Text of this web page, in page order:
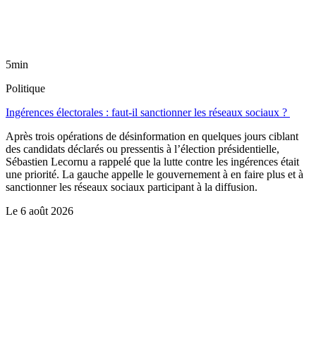
5min
Politique
Ingérences électorales : faut-il sanctionner les réseaux sociaux ?
Après trois opérations de désinformation en quelques jours ciblant
des candidats déclarés ou pressentis à l’élection présidentielle,
Sébastien Lecornu a rappelé que la lutte contre les ingérences était
une priorité. La gauche appelle le gouvernement à en faire plus et à
sanctionner les réseaux sociaux participant à la diffusion.
Le 6 août 2026